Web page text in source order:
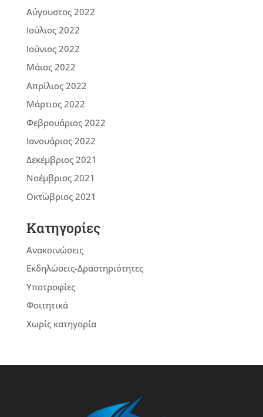
Αύγουστος 2022
Ιούλιος 2022
Ιούνιος 2022
Μάιος 2022
Απρίλιος 2022
Μάρτιος 2022
Φεβρουάριος 2022
Ιανουάριος 2022
Δεκέμβριος 2021
Νοέμβριος 2021
Οκτώβριος 2021
Kατηγορίες
Ανακοινώσεις
Εκδηλώσεις-Δραστηριότητες
Υποτροφίες
Φοιτητικά
Χωρίς κατηγορία